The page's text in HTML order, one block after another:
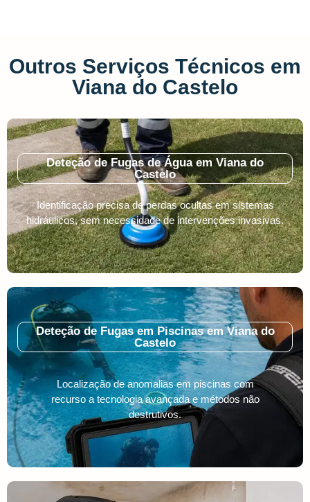
Outros Serviços Técnicos em
Viana do Castelo
Deteção de Fugas de Água em Viana do
Castelo
Identificação precisa de perdas ocultas em sistemas
hidráulicos, sem necessidade de intervenções invasivas.
Deteção de Fugas em Piscinas em Viana do
Castelo
Localização de anomalias em piscinas com
recurso a tecnologia avançada e métodos não
destrutivos.